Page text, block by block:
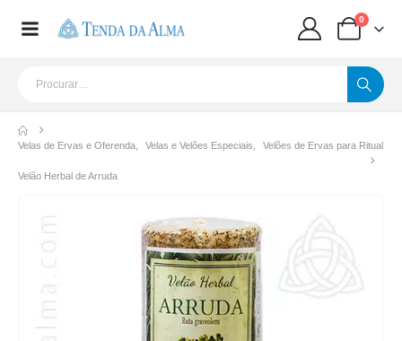
0
Velas de Ervas e Oferenda Velas e Velões Especiais Velões de Ervas para Ritual
Velão Herbal de Arruda